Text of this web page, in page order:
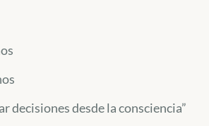
decisiones desde la consciencia”